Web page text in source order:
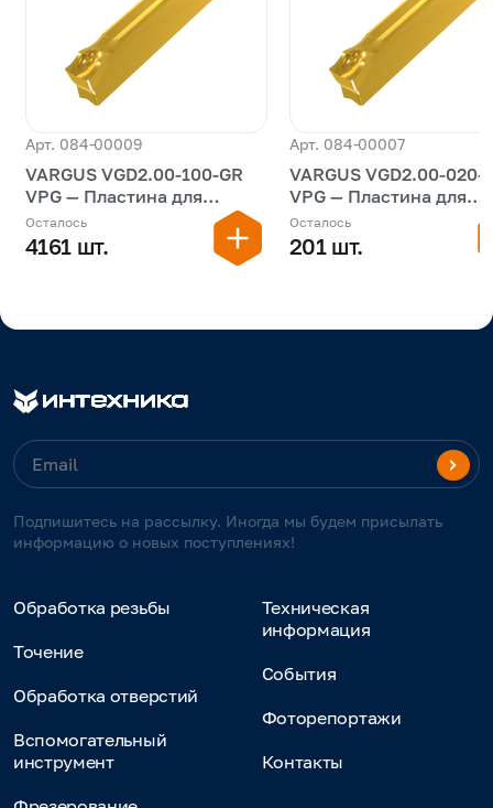
Арт. 084-00009
VARGUS VGD2.00-100-GR
VPG — Пластина для
обработки канавок
Осталось
4161 шт.
Арт. 084-00007
VARGUS VGD2.00-020-
VPG — Пластина для
обработки канавок
Осталось
201 шт.
Подпишитесь на рассылку. Иногда мы будем присылать
информацию о новых поступлениях!
Обработка резьбы
Точение
Обработка отверстий
Вспомогательный
инструмент
Техническая
информация
События
Фоторепортажи
Контакты